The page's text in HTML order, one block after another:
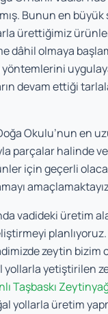
Bunun en
ürettiğimiz
dâhil olmaya
yöntemlerini
devam ettiği
Okulu’nun en
parçalar halinde ve
için geçerli
vadideki üretim
planlıyoruz.
zeytin bizim
yetiştirilen
Taşbaskı
yollarla üretim